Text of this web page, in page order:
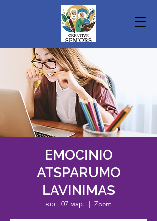
EMOCINIO
ATSPARUMO
LAVINIMAS
вто., 07 мар.
  |
Zoom